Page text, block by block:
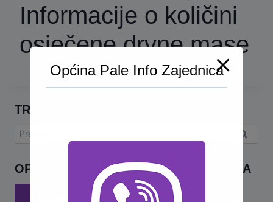
Informacije o količini
osječene drvne mase
TRAŽI
Pretraga:
OPĆINA PALE INFO – VIBER ZAJEDNICA
Općina Pale Info Zajednica